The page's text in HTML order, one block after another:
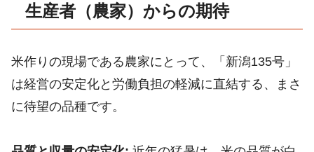
生産者（農家）からの期待
米作りの現場である農家にとって、「新潟135号」
は経営の安定化と労働負担の軽減に直結する、まさ
に待望の品種です。